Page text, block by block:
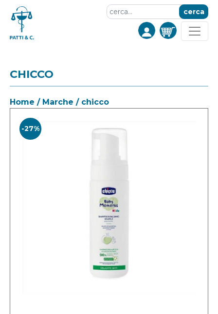
cerca
CHICCO
Home / Marche / chicco
-27%